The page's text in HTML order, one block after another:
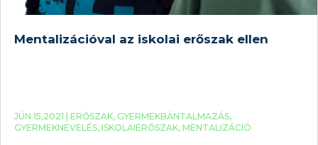
Mentalizációval az iskolai erőszak ellen
JÚN 15,2021 | ERŐSZAK, GYERMEKBÁNTALMAZÁS,
GYERMEKNEVELÉS, ISKOLAIERŐSZAK, MENTALIZÁCIÓ